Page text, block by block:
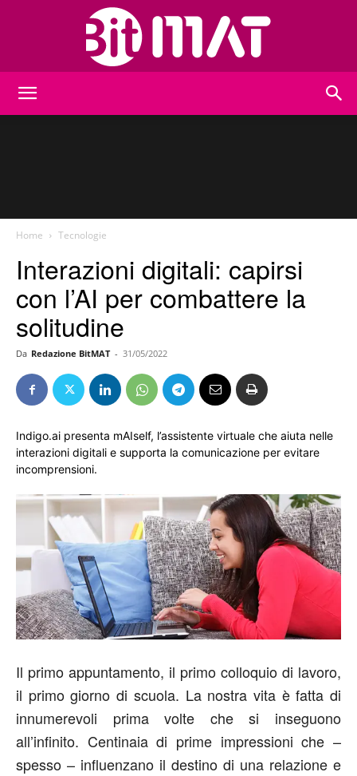
Home Tecnologie
Interazioni digitali: capirsi
con l’AI per combattere la
solitudine
Da Redazione BitMAT - 31/05/2022
Indigo.ai presenta mAIself, l’assistente virtuale che aiuta nelle
interazioni digitali e supporta la comunicazione per evitare
incomprensioni.
Il primo appuntamento, il primo colloquio di lavoro,
il primo giorno di scuola. La nostra vita è fatta di
innumerevoli prima volte che si inseguono
all’infinito. Centinaia di prime impressioni che –
spesso – influenzano il destino di una relazione e